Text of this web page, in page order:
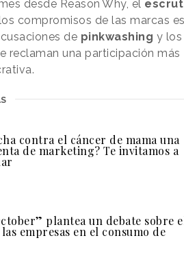
desde Reason Why, el
compromisos de las marcas
de pinkwashing y los
reclaman una participación más
contra el cáncer de mama una
de marketing? Te invitamos a
plantea un debate sobre
empresas en el consumo de